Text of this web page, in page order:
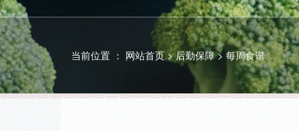
当前位置 ： 网站首页 > 后勤保障 > 每周食谱